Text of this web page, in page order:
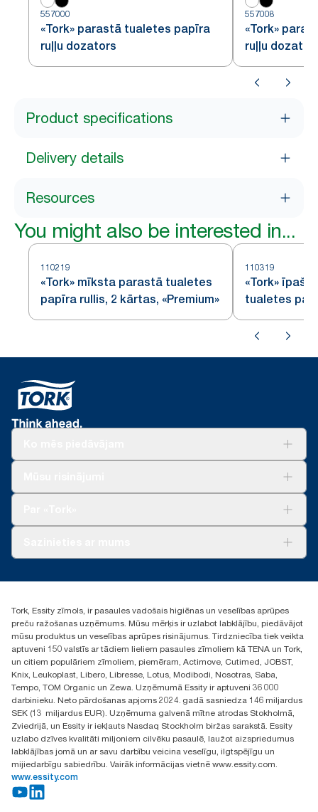
557000
«Tork» parastā tualetes papīra
ruļļu dozators
557008
«Tork»
ruļļu
Product specifications
Delivery details
Resources
You might also be interested in...
110219
«Tork» mīksta parastā tualetes
papīra rullis, 2 kārtas, «Premium»
110319
«Tork» īpaši
tualetes
3 kārtas
+371 29141799
Atrast izplatītāju
Ulbrokas street 19A
Riga, Latvija
LV-1028
Tork, Essity zīmols, ir pasaules vadošais higiēnas un veselības aprūpes
preču ražošanas uzņēmums. Mūsu mērķis ir uzlabot labklājību, piedāvājot
mūsu produktus un veselības aprūpes risinājumus. Tirdzniecība tiek veikta
aptuveni 150 valstīs ar tādiem lieliem pasaules zīmoliem kā TENA un Tork,
un citiem populāriem zīmoliem, piemēram, Actimove, Cutimed, JOBST,
Knix, Leukoplast, Libero, Libresse, Lotus, Modibodi, Nosotras, Saba,
Tempo, TOM Organic un Zewa. Uzņēmumā Essity ir aptuveni 36 000
darbinieku. Neto pārdošanas apjoms 2024. gadā sasniedza 146 miljardus
SEK (13 miljardus EUR). Uzņēmuma galvenā mītne atrodas Stokholmā,
Zviedrijā, un Essity ir iekļauts Nasdaq Stockholm biržas sarakstā. Essity
uzlabo dzīves kvalitāti miljoniem cilvēku pasaulē, laužot aizspriedumus
labklājības jomā un ar savu darbību veicina veselīgu, ilgtspējīgu un
mijiedarbīgu sabiedrību. Vairāk informācijas vietnē www.essity.com.
www.essity.com